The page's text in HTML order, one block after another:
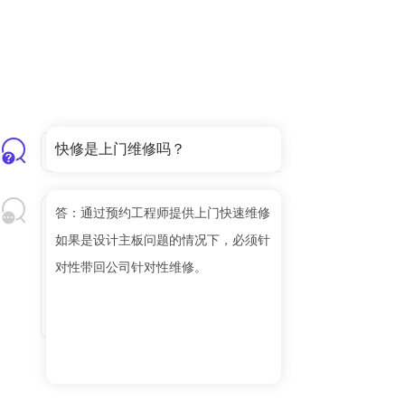
快修是上门维修吗？
答：通过预约工程师提供上门快速维修
如果是设计主板问题的情况下，必须针
对性带回公司针对性维修。